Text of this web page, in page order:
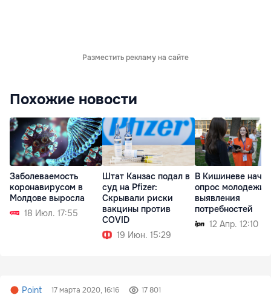
Разместить рекламу на сайте
Похожие новости
Заболеваемость
коронавирусом в
Молдове выросла
18 Июл. 17:55
Штат Канзас подал в
суд на Pfizer:
Скрывали риски
вакцины против
COVID
19 Июн. 15:29
В Кишиневе
опрос молодежи
выявления
потребностей
12 Апр. 12:10
Point 17 марта 2020, 16:16 17 801